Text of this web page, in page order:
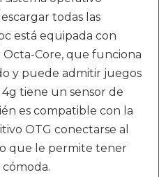
todas las
está equipada con
Core, que funciona
y puede admitir juegos
tiene un sensor de
es compatible con la
OTG conectarse al
que le permite tener